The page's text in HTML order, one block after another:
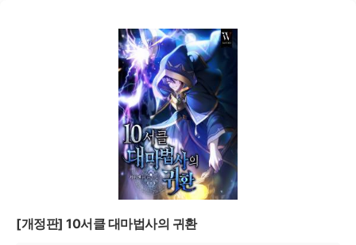
[개정판] 10서클 대마법사의 귀환